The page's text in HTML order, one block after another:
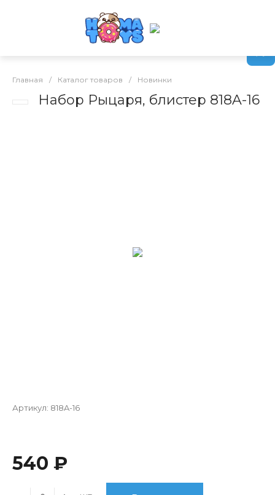
Главная / Каталог товаров / Новинки
Набор Рыцаря, блистер 818A-16
Артикул: 818A-16
540 ₽